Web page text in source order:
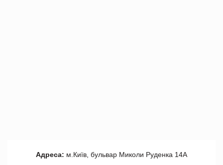
Адреса: м.Київ, бульвар Миколи Руденка 14А